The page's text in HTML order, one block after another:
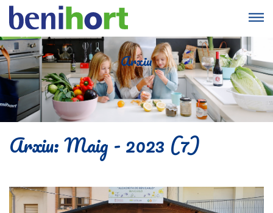
Arxiu
Arxiu: Maig - 2023 (7)